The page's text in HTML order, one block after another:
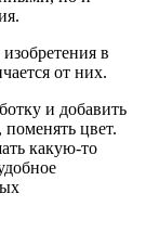
в
от них.
и добавить
цвет.
какую-то